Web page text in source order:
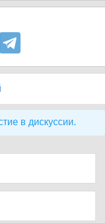
в дискуссии.